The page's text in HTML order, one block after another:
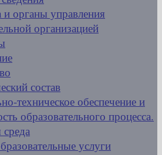
и органы управления
организацией
состав
техническое обеспечение и
образовательного процесса.
услуги